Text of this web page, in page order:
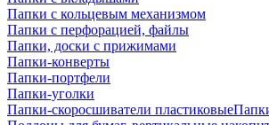
Папки с кольцевым механизмом
Папки с перфорацией, файлы
Папки, доски с прижимами
Папки-конверты
Папки-портфели
Папки-уголки
Папки-скоросшиватели